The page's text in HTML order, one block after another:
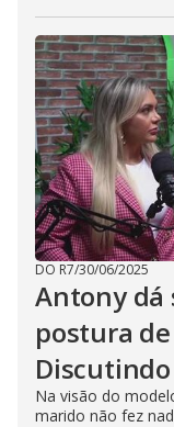
DO R7/30/06/2025
Antony dá
postura
Discutindo
Na visão do
marido não fez